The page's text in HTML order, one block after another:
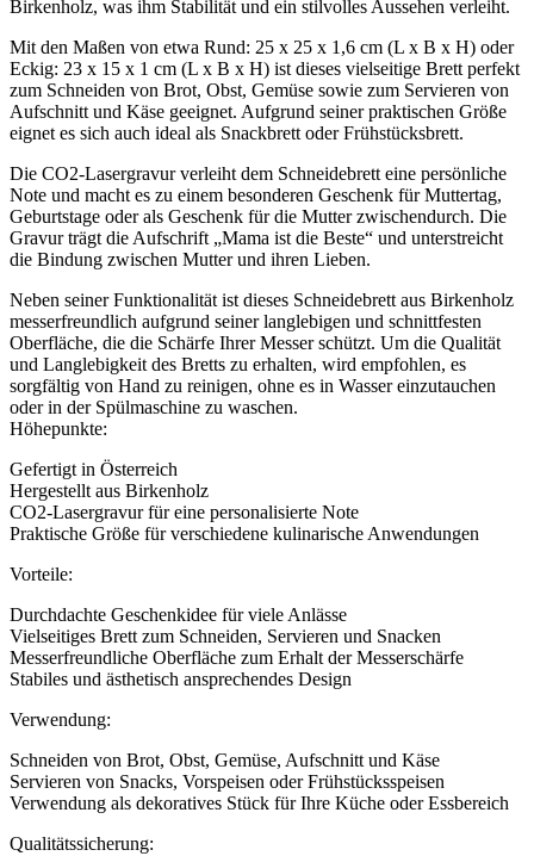
Birkenholz, was ihm Stabilität und ein stilvolles Aussehen verleiht.
Mit den Maßen von etwa Rund: 25 x 25 x 1,6 cm (L x B x H) oder
Eckig: 23 x 15 x 1 cm (L x B x H) ist dieses vielseitige Brett perfekt
zum Schneiden von Brot, Obst, Gemüse sowie zum Servieren von
Aufschnitt und Käse geeignet. Aufgrund seiner praktischen Größe
eignet es sich auch ideal als Snackbrett oder Frühstücksbrett.
Die CO2-Lasergravur verleiht dem Schneidebrett eine persönliche
Note und macht es zu einem besonderen Geschenk für Muttertag,
Geburtstage oder als Geschenk für die Mutter zwischendurch. Die
Gravur trägt die Aufschrift „Mama ist die Beste“ und unterstreicht
die Bindung zwischen Mutter und ihren Lieben.
Neben seiner Funktionalität ist dieses Schneidebrett aus Birkenholz
messerfreundlich aufgrund seiner langlebigen und schnittfesten
Oberfläche, die die Schärfe Ihrer Messer schützt. Um die Qualität
und Langlebigkeit des Bretts zu erhalten, wird empfohlen, es
sorgfältig von Hand zu reinigen, ohne es in Wasser einzutauchen
oder in der Spülmaschine zu waschen.
Höhepunkte:
Gefertigt in Österreich
Hergestellt aus Birkenholz
CO2-Lasergravur für eine personalisierte Note
Praktische Größe für verschiedene kulinarische Anwendungen
Vorteile:
Durchdachte Geschenkidee für viele Anlässe
Vielseitiges Brett zum Schneiden, Servieren und Snacken
Messerfreundliche Oberfläche zum Erhalt der Messerschärfe
Stabiles und ästhetisch ansprechendes Design
Verwendung:
Schneiden von Brot, Obst, Gemüse, Aufschnitt und Käse
Servieren von Snacks, Vorspeisen oder Frühstücksspeisen
Verwendung als dekoratives Stück für Ihre Küche oder Essbereich
Qualitätssicherung: